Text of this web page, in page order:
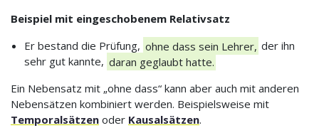
Beispiel mit eingeschobenem Relativsatz
Er bestand die Prüfung, ohne dass sein Lehrer, der ihn
sehr gut kannte, daran geglaubt hatte.
Ein Nebensatz mit „ohne dass“ kann aber auch mit anderen
Nebensätzen kombiniert werden. Beispielsweise mit
Temporalsätzen oder Kausalsätzen.